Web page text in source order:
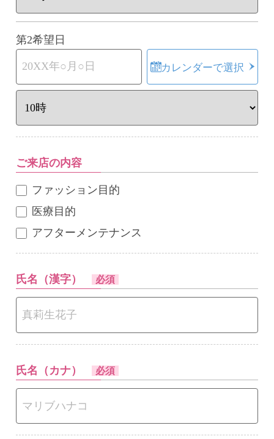
第2希望日
カレンダーで選択
ご来店の内容
ファッション目的
医療目的
アフターメンテナンス
氏名（漢字） 必須
氏名（カナ） 必須